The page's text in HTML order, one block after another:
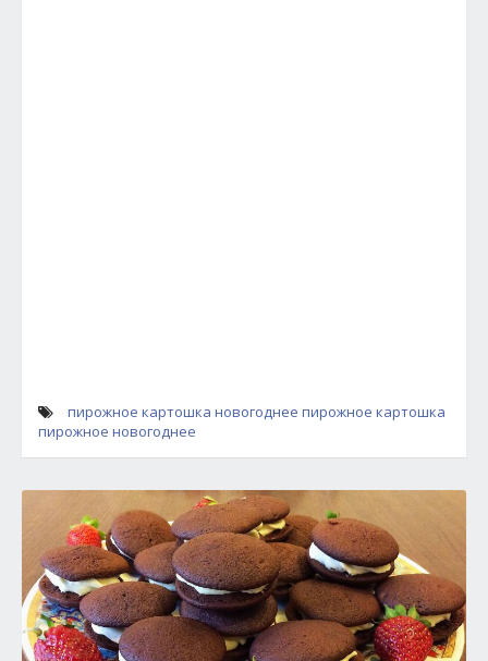
пирожное картошка новогоднее пирожное картошка
пирожное новогоднее